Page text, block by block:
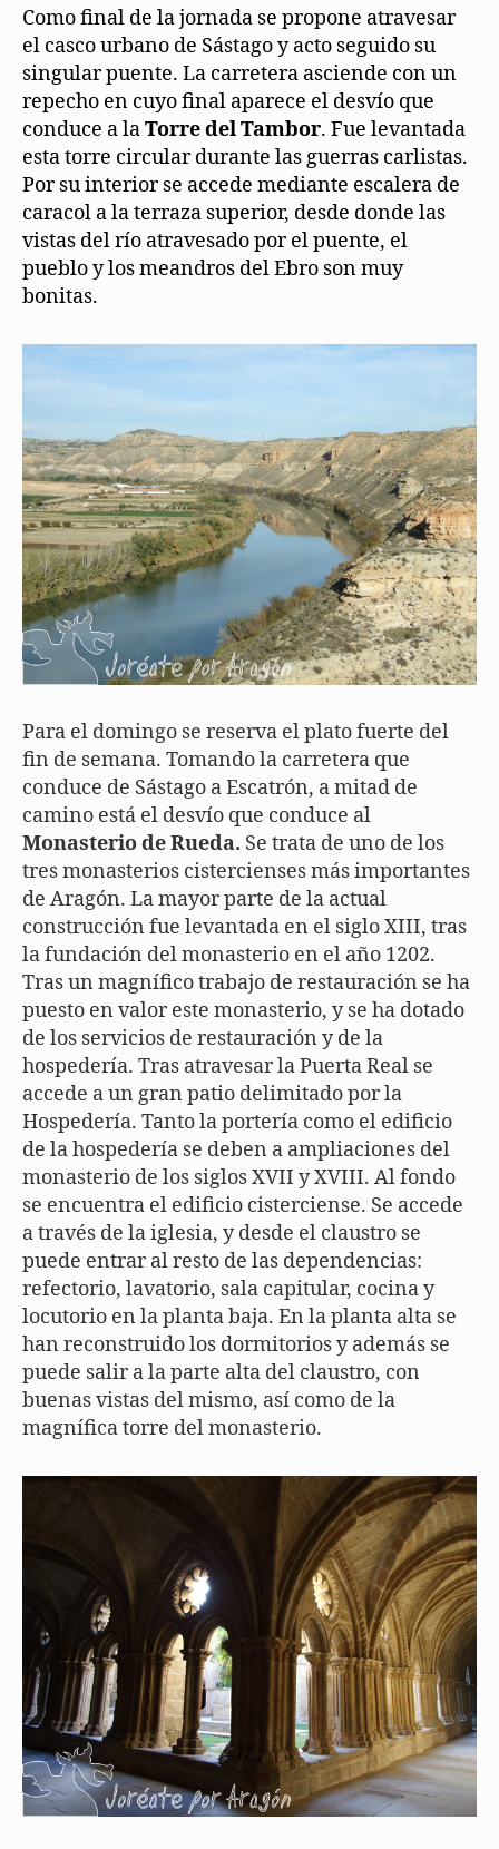
Como final de la jornada se propone atravesar
el casco urbano de Sástago y acto seguido su
singular puente. La carretera asciende con un
repecho en cuyo final aparece el desvío que
conduce a laTorre del Tambor. Fue levantada
esta torre circular durante las guerras carlistas.
Por su interior se accede mediante escalera de
caracol a la terraza superior, desde donde las
vistas del río atravesado por el puente, el
pueblo y los meandros del Ebro son muy
bonitas.
Para el domingo se reserva el plato fuerte del
fin de semana. Tomando la carretera que
conduce de Sástago a Escatrón, a mitad de
camino está el desvío que conduce al
Monasterio de Rueda. Se trata de uno de los
tres monasterios cistercienses más importantes
de Aragón. La mayor parte de la actual
construcción fue levantada en el siglo XIII, tras
la fundación del monasterio en el año 1202.
Tras un magnífico trabajo de restauración se ha
puesto en valor este monasterio, y se ha dotado
de los servicios de restauración y de la
hospedería. Tras atravesar la Puerta Real se
accede a un gran patio delimitado por la
Hospedería. Tanto la portería como el edificio
de la hospedería se deben a ampliaciones del
monasterio de los siglos XVII y XVIII. Al fondo
se encuentra el edificio cisterciense. Se accede
a través de la iglesia, y desde el claustro se
puede entrar al resto de las dependencias:
refectorio, lavatorio, sala capitular, cocina y
locutorio en la planta baja. En la planta alta se
han reconstruido los dormitorios y además se
puede salir a la parte alta del claustro, con
buenas vistas del mismo, así como de la
magnífica torre del monasterio.